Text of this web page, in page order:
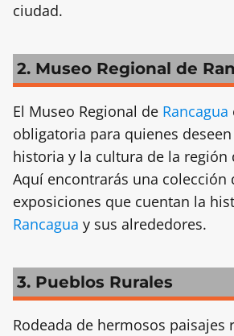
ciudad.
2. Museo Regional de
El Museo Regional de Rancagua
obligatoria para quienes
historia y la cultura de la región
Aquí encontrarás una colección
exposiciones que cuentan la
Rancagua y sus alrededores.
3. Pueblos Rurales
Rodeada de hermosos paisajes